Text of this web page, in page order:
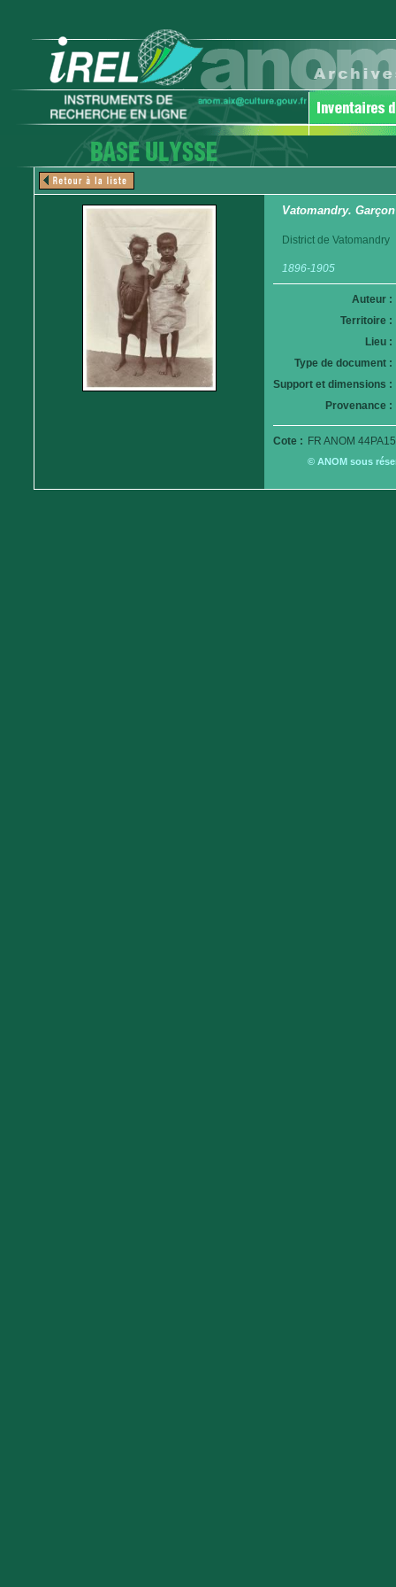
Vatomandry.
District de Vatomandry
1896-1905
Auteur :
Territoire :
Lieu :
Type de document :
Support et dimensions :
Provenance :
Cote : FR ANOM
© ANOM sous